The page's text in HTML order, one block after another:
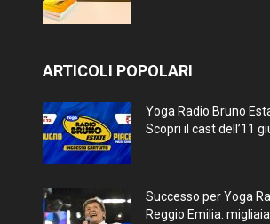
ARTICOLI POPOLARI
Yoga Radio Bruno
Scopri il cast dell’11
Successo per Yoga
Reggio Emilia: migliaia